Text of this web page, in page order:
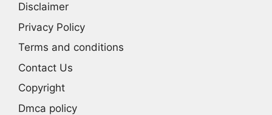
Disclaimer
Privacy Policy
Terms and conditions
Contact Us
Copyright
Dmca policy